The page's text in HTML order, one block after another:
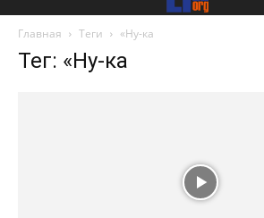
Главная Теги «Ну-ка
Тег: «Ну-ка